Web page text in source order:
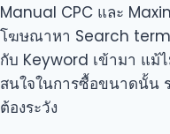
Manual CPC และ
โฆษณาหา Search term
กับ Keyword เข้ามา แม้
สนใจในการซื้อขนาดนั้น
ต้องระวัง